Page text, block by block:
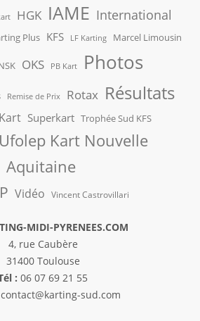
HGK IAME International
Plus KFS LF Karting Marcel Limousin
OKS PB Kart Photos
Remise de Prix Rotax Résultats
Superkart Trophée Sud KFS
Kart Nouvelle
Aquitaine
Vidéo Vincent Castrovillari
MIDI-PYRENEES.COM
4, rue Caubère
31400 Toulouse
: 06 07 69 21 55
contact@karting-sud.com